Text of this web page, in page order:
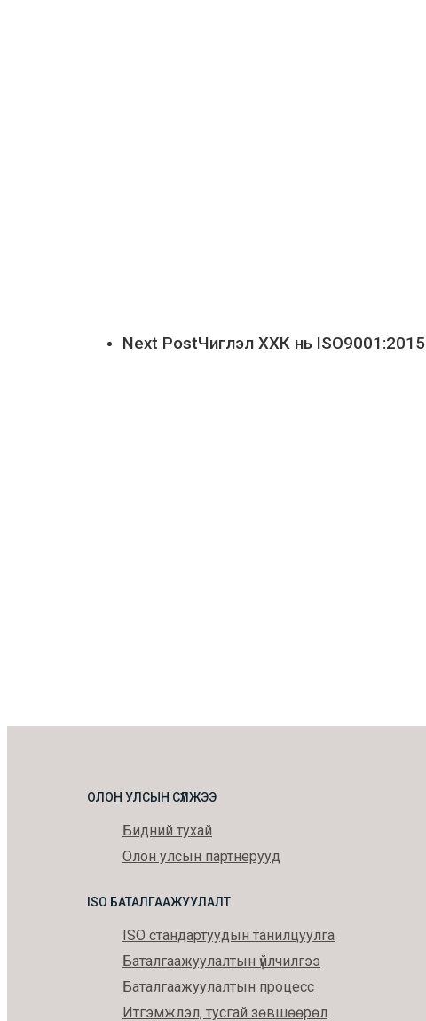
Next PostЧиглэл ХХК нь
ОЛОН УЛСЫН СҮЛЖЭЭ
Бидний тухай
Олон улсын партнерууд
ISO БАТАЛГААЖУУЛАЛТ
ISO стандартуудын танилцуулга
Баталгаажуулалтын үйлчилгээ
Баталгаажуулалтын процесс
Итгэмжлэл, тусгай зөвшөөрөл